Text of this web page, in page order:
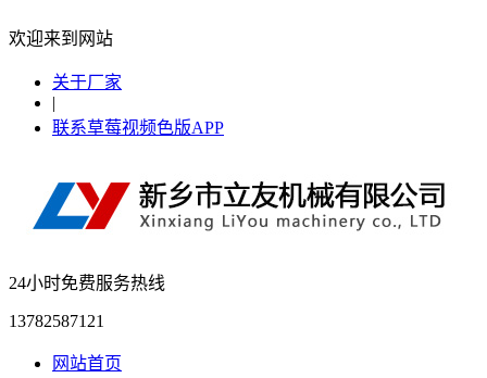
欢迎来到网站
关于厂家
|
联系草莓视频色版APP
24小时免费服务热线
13782587121
网站首页